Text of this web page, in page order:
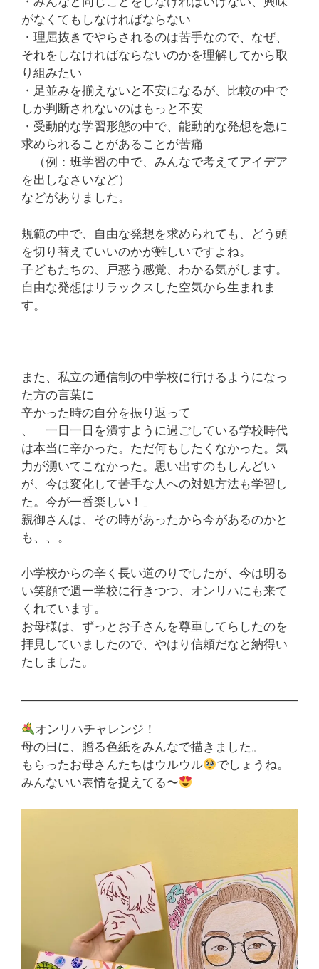
がなくてもしなければならない
・理屈抜きでやらされるのは苦手なので、なぜ、
それをしなければならないのかを理解してから取
り組みたい
・足並みを揃えないと不安になるが、比較の中で
しか判断されないのはもっと不安
・受動的な学習形態の中で、能動的な発想を急に
求められることがあることが苦痛
（例：班学習の中で、みんなで考えてアイデア
を出しなさいなど）
などがありました。
規範の中で、自由な発想を求められても、どう頭
を切り替えていいのかが難しいですよね。
子どもたちの、戸惑う感覚、わかる気がします。
自由な発想はリラックスした空気から生まれま
す。
また、私立の通信制の中学校に行けるようになっ
た方の言葉に
辛かった時の自分を振り返って
、「一日一日を潰すように過ごしている学校時代
は本当に辛かった。ただ何もしたくなかった。気
力が湧いてこなかった。思い出すのもしんどい
が、今は変化して苦手な人への対処方法も学習し
た。今が一番楽しい！」
親御さんは、その時があったから今があるのかと
も、、。
小学校からの辛く長い道のりでしたが、今は明る
い笑顔で週一学校に行きつつ、オンリハにも来て
くれています。
お母様は、ずっとお子さんを尊重してらしたのを
拝見していましたので、やはり信頼だなと納得い
たしました。
オンリハチャレンジ！
母の日に、贈る色紙をみんなで描きました。
もらったお母さんたちはウルウル
でしょうね。
みんないい表情を捉えてる〜